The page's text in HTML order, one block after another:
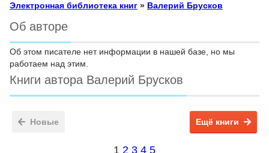
Электронная библиотека книг » Валерий Брусков
Об авторе
Об этом писателе нет информации в нашей базе, но мы
работаем над этим.
Книги автора Валерий Брусков
Новые Ещё книги
1 2 3 4 5